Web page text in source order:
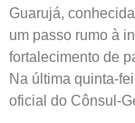
Guarujá,
um passo rumo à
fortalecimento de
Na última quinta-
oficial do Cônsul-